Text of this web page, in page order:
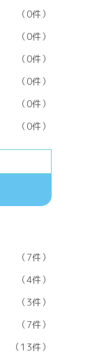
（0件）
（0件）
（0件）
（0件）
（0件）
（0件）
（7件）
（4件）
（3件）
（7件）
（13件）